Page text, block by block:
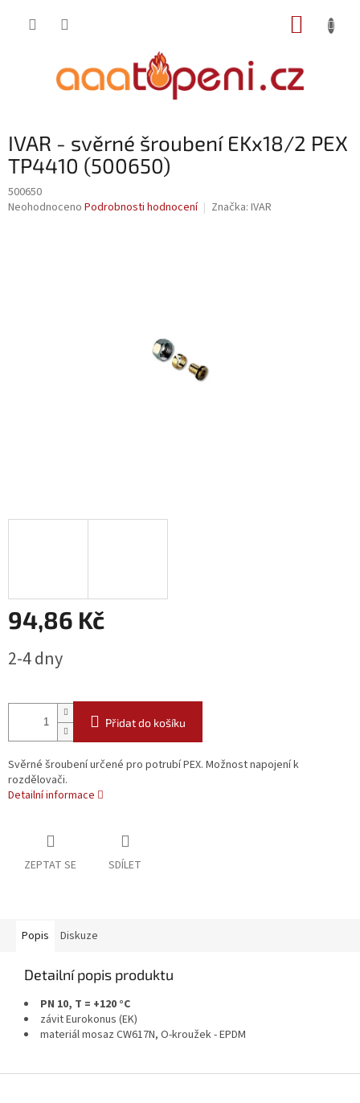
IVAR - svěrné šroubení EKx18/2 PEX
TP4410 (500650)
500650
Průměrné
Neohodnoceno Podrobnosti hodnocení Značka: IVAR
94,86 Kč
cena:
2-4 dny
Přidat do košíku
Svěrné šroubení určené pro potrubí PEX. Možnost napojení k
rozdělovači.
Detailní informace
ZEPTAT SE SDÍLET
Popis Diskuze
Detailní popis produktu
PN 10, T = +120 °C
závit Eurokonus (EK)
materiál mosaz CW617N, O-kroužek - EPDM